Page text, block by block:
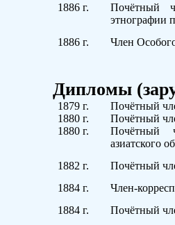
1886 г.
Почётный
этнографии
1886 г. Член
Дипломы
1879 г.
Почётный
1880 г.
Почётный
1880 г.
Почётный
азиатского
1882 г.
Почётный
1884 г.
Член-
1884 г.
Почётный